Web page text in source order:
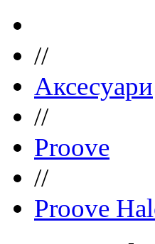
//
Аксесуари
//
Proove
//
Proove